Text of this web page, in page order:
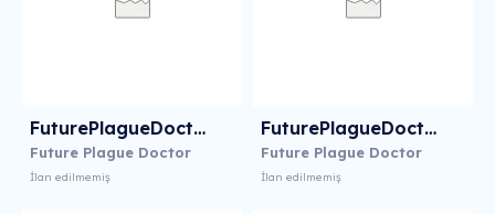
FuturePlagueDoctor17
Future Plague Doctor
İlan edilmemiş
FuturePlagueDoctor18
Future Plague Doctor
İlan edilmemiş